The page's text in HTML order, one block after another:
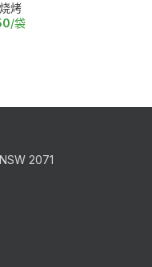
烤
/袋
2071